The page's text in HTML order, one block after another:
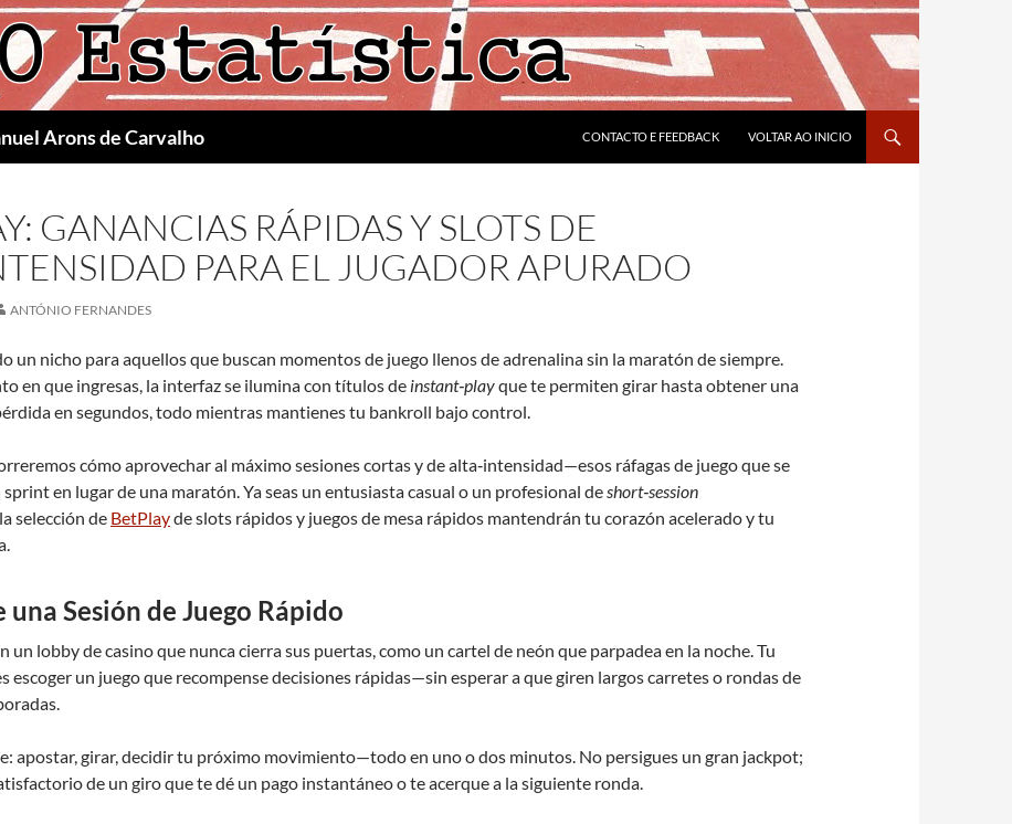
Arons de Carvalho CONTACTO E FEEDBACK VOLTAR AO INICIO
GANANCIAS RÁPIDAS Y SLOTS DE
PARA EL JUGADOR APURADO
ANTÓNIO FERNANDES
un nicho para aquellos que buscan momentos de juego llenos de adrenalina sin la maratón de siempre.
en que ingresas, la interfaz se ilumina con títulos de instant‑playque te permiten girar hasta obtener una
en segundos, todo mientras mantienes tu bankroll bajo control.
cómo aprovechar al máximo sesiones cortas y de alta‑intensidad—esos ráfagas de juego que se
en lugar de una maratón. Ya seas un entusiasta casual o un profesional deshort‑session
selección de BetPlayde slots rápidos y juegos de mesa rápidos mantendrán tu corazón acelerado y tu
una Sesión de Juego Rápido
un lobby de casino que nunca cierra sus puertas, como un cartel de neón que parpadea en la noche. Tu
escoger un juego que recompense decisiones rápidas—sin esperar a que giren largos carretes o rondas de
apostar, girar, decidir tu próximo movimiento—todo en uno o dos minutos. No persigues un gran jackpot;
de un giro que te dé un pago instantáneo o te acerque a la siguiente ronda.